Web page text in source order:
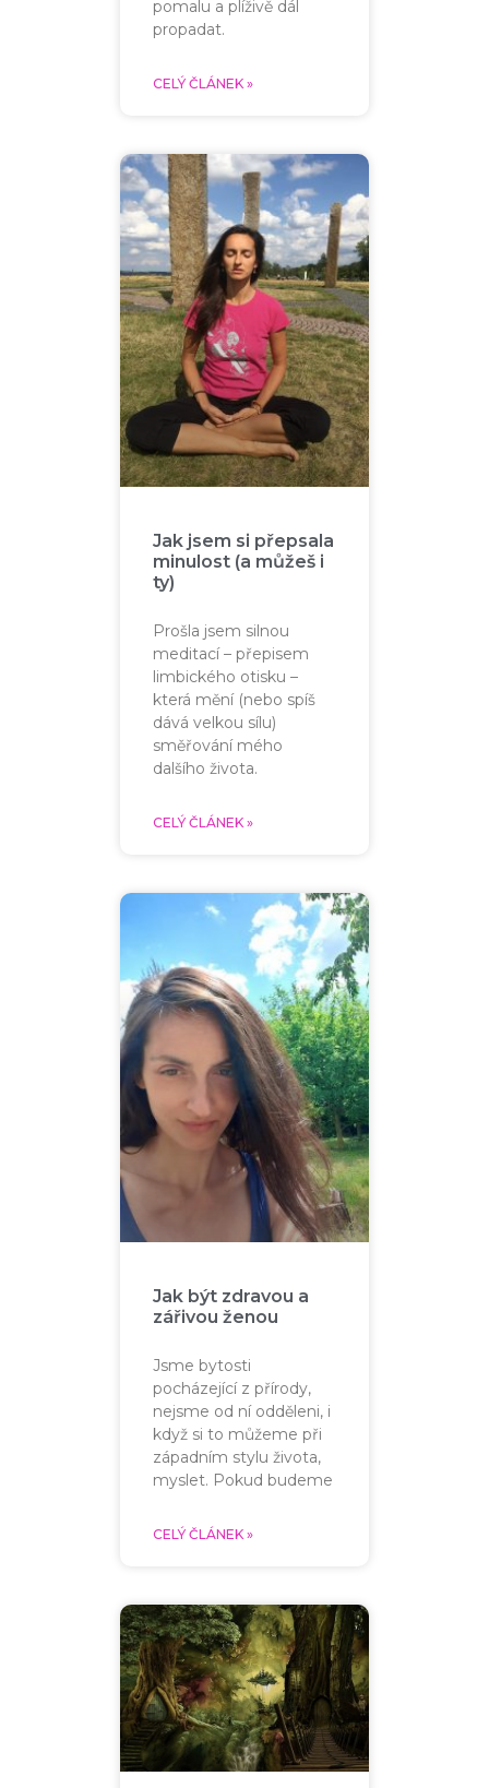
pomalu a plíživě dál
propadat.
CELÝ ČLÁNEK »
Jak jsem si přepsala
minulost (a můžeš i
ty)
Prošla jsem silnou
meditací – přepisem
limbického otisku –
která mění (nebo spíš
dává velkou sílu)
směřování mého
dalšího života.
CELÝ ČLÁNEK »
Jak být zdravou a
zářivou ženou
Jsme bytosti
pocházející z přírody,
nejsme od ní odděleni, i
když si to můžeme při
západním stylu života,
myslet. Pokud budeme
CELÝ ČLÁNEK »